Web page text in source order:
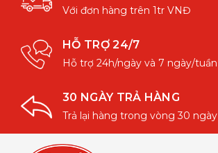
Với đơn hàng trên 1tr VNĐ
HỖ TRỢ 24/7
Hỗ trợ 24h/ngày và 7 ngày/tuần
30 NGÀY TRẢ HÀNG
Trả lại hàng trong vòng 30 ngày